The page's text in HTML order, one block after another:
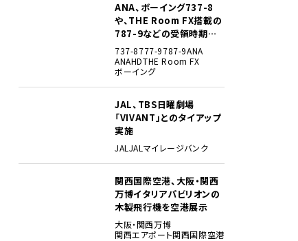
ANA、ボーイング737-8
や、THE Room FX搭載の
787-9などの受領時期見
込みを明らかに
737-8777-9787-9ANA
ANAHDTHE Room FX
ボーイング
JAL、TBS日曜劇場
「VIVANT」とのタイアップ
実施
JAL JALマイレージバンク
関西国際空港、大阪・関西
万博イタリアパビリオンの
木製飛行機を空港展示
大阪・関西万博
関西エアポート関西国際空港